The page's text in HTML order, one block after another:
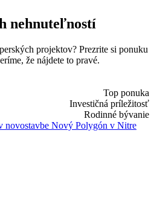
nehnuteľností
projektov? Prezrite si ponuku
že nájdete to pravé.
Top ponuka
Investičná príležitosť
Rodinné bývanie